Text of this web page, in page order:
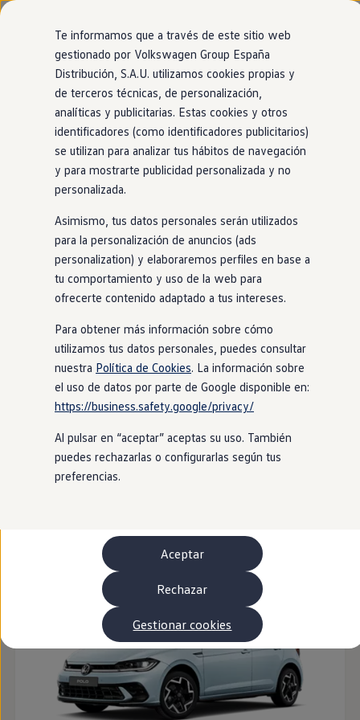
Ir
directamente
al contenido
Ir
directamente
al pie de
página
Nuevo ID. Cross
Vehículos Comerciales
Compra y ofertas
Volkswagen nuevo en stock
Volkswagen de ocasión
Financiación
My Renting
My Way
Seguros
Empresas
Autoescuelas
Eléctricos e híbridos
Más sobre híbridos
Plan Auto +
Etiquetas DGT
Simulador de autonomía, carga y ahorro
Carga y autonomía
Soluciones de carga
Tarifas de carga
Carga en casa
Modos de carga
Autonomía
Clientes y posventa
Club Volkswagen
Ofertas posventa
Beneficios Volkswagen
Asistencia en carretera
Servicios de movilidad
Garantía del fabricante
Buscar servicios para tu modelo
Volkswagen Apps, inicio de sesión y tienda
Conectar el móvil con el vehículo
Actualizaciones del software, los mapas y las
Mantenimiento y reparaciones
Revisiones e ITV
Aceite y líquidos del motor
Baterías
Frenos
Motor y chasis
Aire acondicionado y filtros
Faros y lunas
Carrocería y pintura
Modelos Acabados Motor Exterior Interior Ruedas
Modelos
PRUEBA NUESTRO ASESOR VIRTUAL
Encuentra el Volkswagen perfecto para
SUV Eléctrico Gasolina Híbrido enchufable
Te informamos que a través de este sitio web
gestionado por Volkswagen Group España
Distribución, S.A.U. utilizamos cookies propias y
de terceros técnicas, de personalización,
analíticas y publicitarias. Estas cookies y otros
identificadores (como identificadores publicitarios)
se utilizan para analizar tus hábitos de navegación
y para mostrarte publicidad personalizada y no
personalizada.
Asimismo, tus datos personales serán utilizados
para la personalización de anuncios (ads
personalization) y elaboraremos perfiles en base a
tu comportamiento y uso de la web para
ofrecerte contenido adaptado a tus intereses.
Para obtener más información sobre cómo
utilizamos tus datos personales, puedes consultar
nuestra Política de Cookies. La información sobre
el uso de datos por parte de Google disponible en:
https://business.safety.google/privacy/
Al pulsar en “aceptar” aceptas su uso. También
puedes rechazarlas o configurarlas según tus
preferencias.
Aceptar
Rechazar
Gestionar cookies